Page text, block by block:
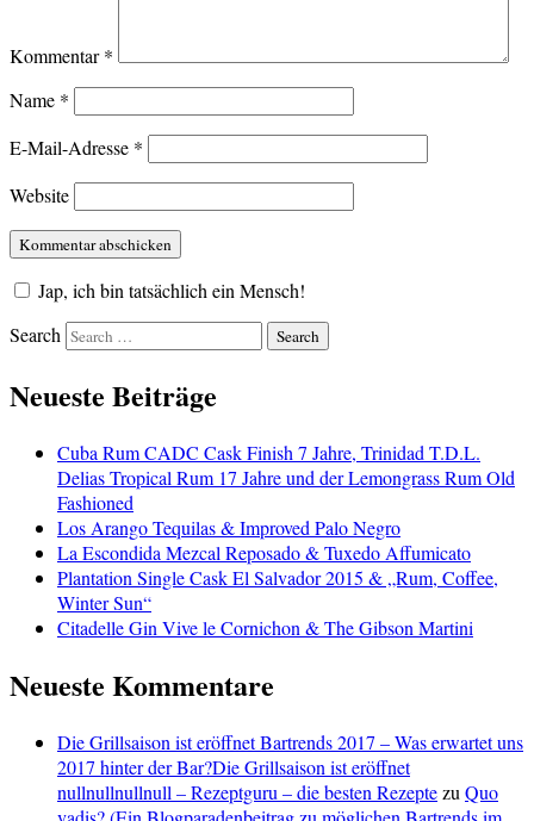
Kommentar*
Name *
E-Mail-Adresse *
Website
Jap, ich bin tatsächlich ein Mensch!
Search
Neueste Beiträge
Cuba Rum CADC Cask Finish 7 Jahre, Trinidad T.D.L.
Delias Tropical Rum 17 Jahre und der Lemongrass Rum Old
Fashioned
Los Arango Tequilas & Improved Palo Negro
La Escondida Mezcal Reposado & Tuxedo Affumicato
Plantation Single Cask El Salvador 2015 & „Rum, Coffee,
Winter Sun“
Citadelle Gin Vive le Cornichon & The Gibson Martini
Neueste Kommentare
Die Grillsaison ist eröffnet Bartrends 2017 – Was erwartet uns
2017 hinter der Bar?Die Grillsaison ist eröffnet
nullnullnullnull – Rezeptguru – die besten Rezeptezu Quo